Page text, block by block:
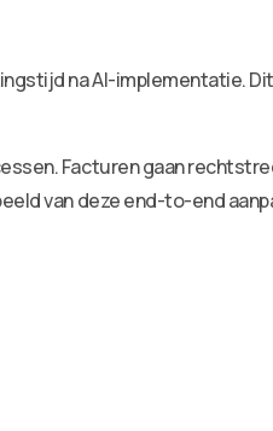
na AI-implementatie.
Facturen gaan
van deze end-to-end